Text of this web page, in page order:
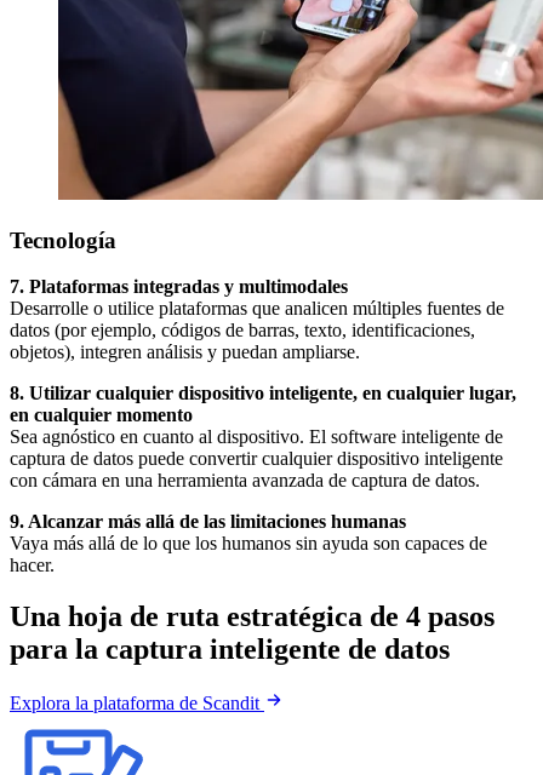
Tecnología
7. Plataformas integradas y multimodales
Desarrolle o utilice plataformas que analicen múltiples fuentes de
datos (por ejemplo, códigos de barras, texto, identificaciones,
objetos), integren análisis y puedan ampliarse.
8. Utilizar cualquier dispositivo inteligente, en cualquier lugar,
en cualquier momento
Sea agnóstico en cuanto al dispositivo. El software inteligente de
captura de datos puede convertir cualquier dispositivo inteligente
con cámara en una herramienta avanzada de captura de datos.
9. Alcanzar más allá de las limitaciones humanas
Vaya más allá de lo que los humanos sin ayuda son capaces de
hacer.
Una hoja de ruta estratégica de 4 pasos
para la captura inteligente de datos
Explora la plataforma de Scandit